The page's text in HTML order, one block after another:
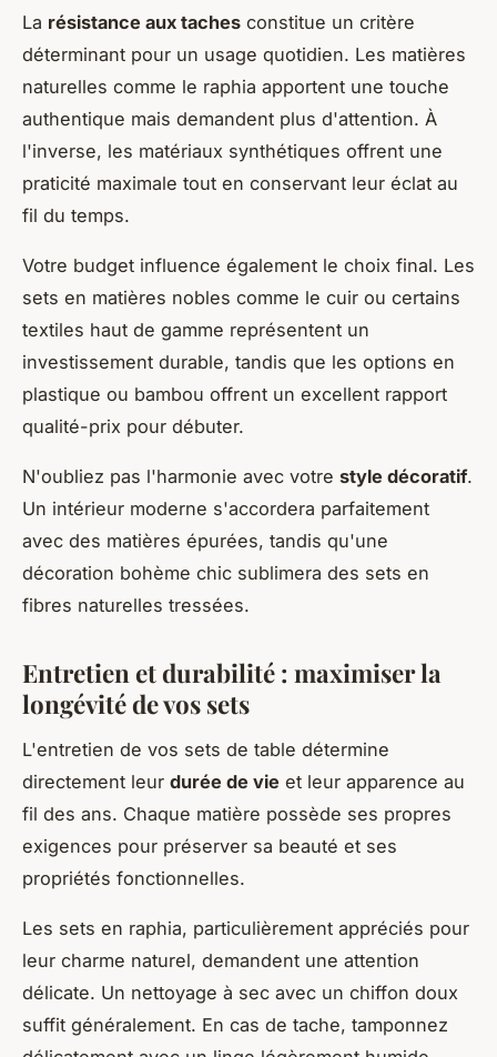
La résistance aux taches constitue un critère
déterminant pour un usage quotidien. Les matières
naturelles comme le raphia apportent une touche
authentique mais demandent plus d'attention. À
l'inverse, les matériaux synthétiques offrent une
praticité maximale tout en conservant leur éclat au
fil du temps.
Votre budget influence également le choix final. Les
sets en matières nobles comme le cuir ou certains
textiles haut de gamme représentent un
investissement durable, tandis que les options en
plastique ou bambou offrent un excellent rapport
qualité-prix pour débuter.
N'oubliez pas l'harmonie avec votre style décoratif.
Un intérieur moderne s'accordera parfaitement
avec des matières épurées, tandis qu'une
décoration bohème chic sublimera des sets en
fibres naturelles tressées.
Entretien et durabilité : maximiser la
longévité de vos sets
L'entretien de vos sets de table détermine
directement leur durée de vie et leur apparence au
fil des ans. Chaque matière possède ses propres
exigences pour préserver sa beauté et ses
propriétés fonctionnelles.
Les sets en raphia, particulièrement appréciés pour
leur charme naturel, demandent une attention
délicate. Un nettoyage à sec avec un chiffon doux
suffit généralement. En cas de tache, tamponnez